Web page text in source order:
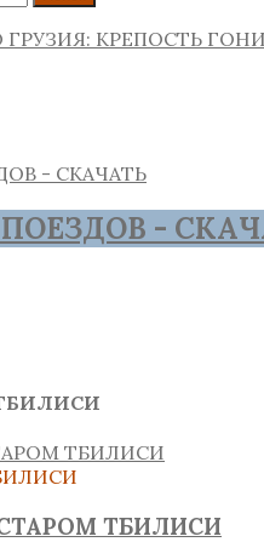
КРЕПОСТЬ
-
ТБИЛИСИ